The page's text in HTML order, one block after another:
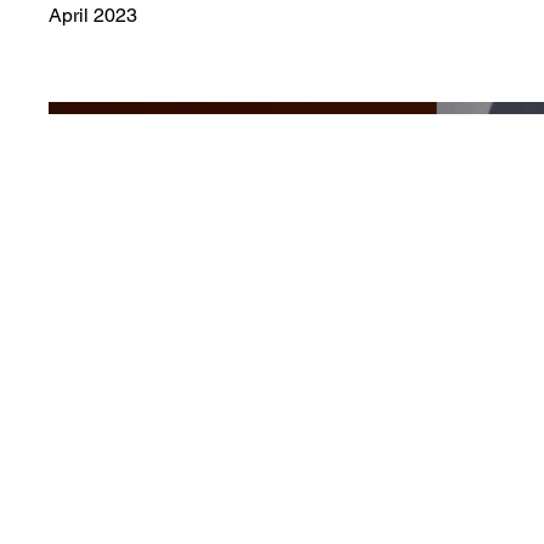
April 2023